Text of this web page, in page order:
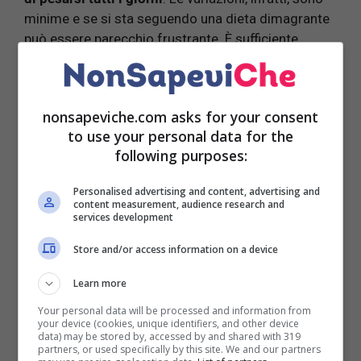
minime e se si sta seguendo una dieta dimagrante
può essere parecchio frustrante. È sufficiente
pesarsi una volta alla settimana, o al limite ogni tre
o quattro giorni se proprio vogliamo controllare
Dovete sapere, poi, che lavariazione da uno a tre
puòdipendere dai liquidi
che accumuliamo o eliminiamo abbastanza
velocemente. Quindi, una minima perdita o un
ridotto aumento di peso potrebbero non dipendere
dal grasso corporeo.
La bilancia
Quando vi pesateusate sempre la stessa bilancia
nonsapeviche.com asks for your consent
to use your personal data for the
following purposes:
Personalised advertising and content, advertising and
content measurement, audience research and
services development
Store and/or access information on a device
Learn more
Your personal data will be processed and information from
your device (cookies, unique identifiers, and other device
data) may be stored by, accessed by and shared with 319
partners, or used specifically by this site. We and our partners